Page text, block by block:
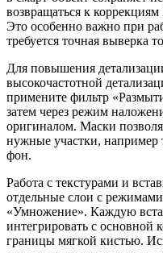
возвращаться к
Это особенно важно при
требуется точная выверка
Для повышения
высокочастотной
примените фильтр
затем через режим
оригиналом. Маски
нужные участки, например
фон.
Работа с текстурами и
отдельные слои с
«Умножение». Каждую
интегрировать с основной
границы мягкой кистью.